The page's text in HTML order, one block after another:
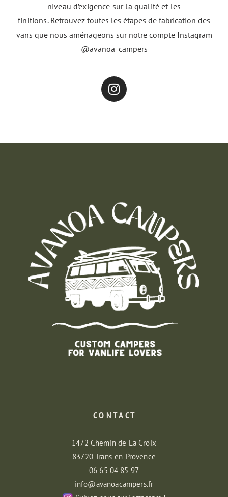
niveau d’exigence sur la qualité et les
finitions. Retrouvez toutes les étapes de fabrication des
vans que nous aménageons sur notre compte Instagram
@avanoa_campers
C O N T A C T
1472 Chemin de La Croix
83720 Trans-en-Provence
06 65 04 85 97
info@avanoacampers.fr